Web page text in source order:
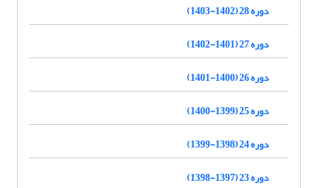
دوره 28 (1402-1403)
دوره 27 (1401-1402)
دوره 26 (1400-1401)
دوره 25 (1399-1400)
دوره 24 (1398-1399)
دوره 23 (1397-1398)